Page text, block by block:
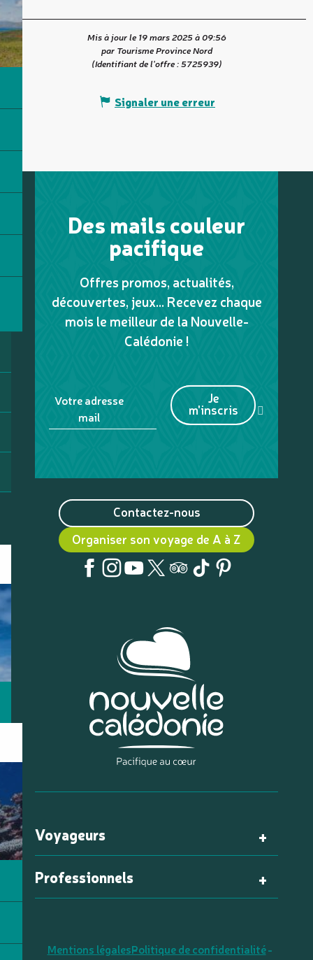
Mis à jour le 19 mars 2025 à 09:56
par Tourisme Province Nord
(Identifiant de l'offre :5725939)
Signaler une erreur
Des mails couleur
pacifique
Offres promos, actualités,
découvertes, jeux... Recevez chaque
mois le meilleur de la Nouvelle-
Calédonie !
Votre adresse
mail
Je
m'inscris
Contactez-nous
Organiser son voyage de A à Z
Voyageurs
Professionnels
Mentions légalesPolitique de confidentialité